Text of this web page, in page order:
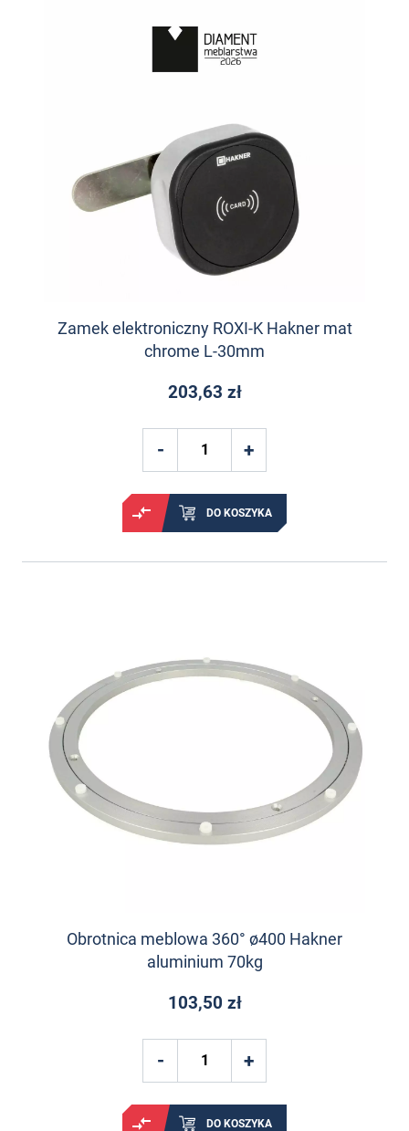
Zamek elektroniczny ROXI-K Hakner mat
chrome L-30mm
203,63 zł
DO KOSZYKA
Obrotnica meblowa 360° ø400 Hakner
aluminium 70kg
103,50 zł
DO KOSZYKA